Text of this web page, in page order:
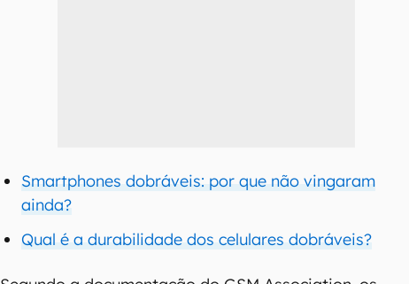
Smartphones dobráveis: por que não vingaram
ainda?
Qual é a durabilidade dos celulares dobráveis?